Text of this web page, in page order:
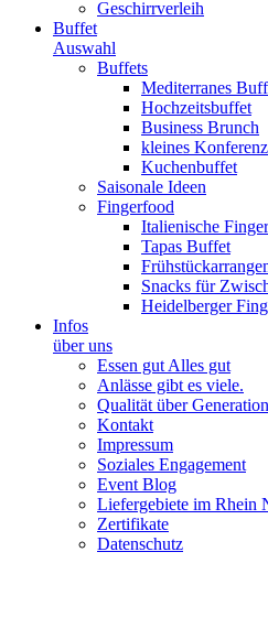
Geschirrverleih
Buffet
Auswahl
Buffets
Mediterranes
Hochzeitsbuffet
Business Brunch
kleines
Kuchenbuffet
Saisonale Ideen
Fingerfood
Italienische
Tapas Buffet
Snacks für
Heidelberger
Infos
über uns
Essen gut Alles gut
Anlässe gibt es viele.
Qualität über
Kontakt
Impressum
Soziales Engagement
Event Blog
Liefergebiete im Rhein
Zertifikate
Datenschutz